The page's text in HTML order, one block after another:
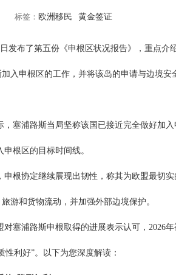
标签： 欧洲移民 黄金签证
布了第五份《申根区状况报告》，重点介
入申根区的工作，并将该岛的申请与边境安
，塞浦路斯当局坚称该国已接近完全做好加
根区的目标时间线。
申根协定继续展现出韧性，称其为欧盟最切
游和货物流动，并加强外部边境保护。
对塞浦路斯申根取得的进展表示认可，2026
性利好”。以下为您深度解读：